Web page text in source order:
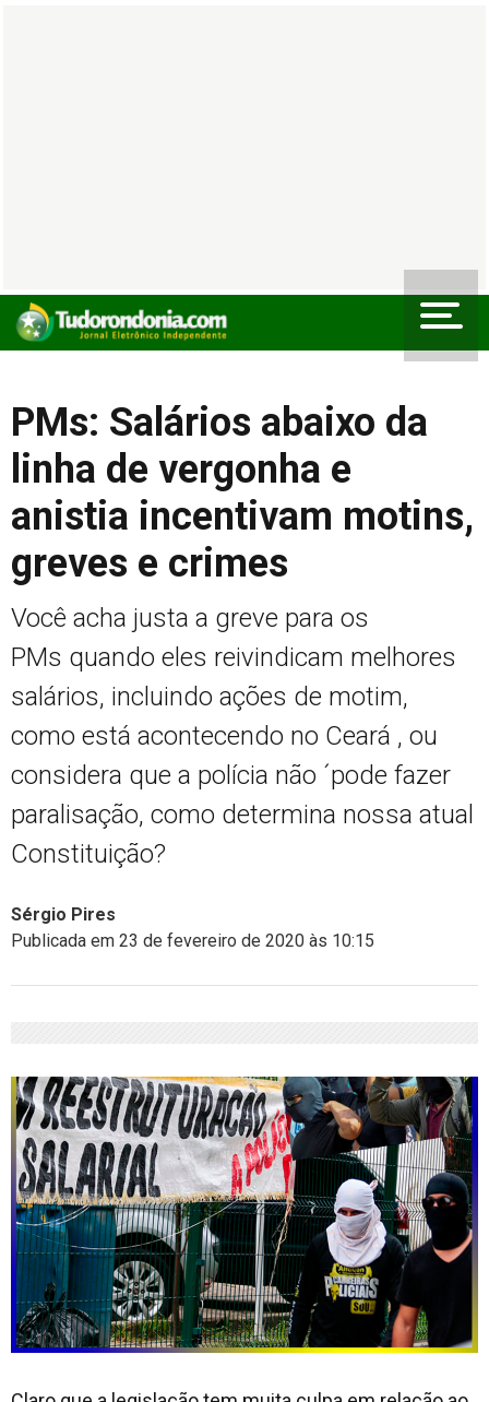
PMs: Salários abaixo da
linha de vergonha e
anistia incentivam motins,
greves e crimes
Você acha justa a greve para os
PMs quando eles reivindicam melhores
salários, incluindo ações de motim,
como está acontecendo no Ceará , ou
considera que a polícia não ´pode fazer
paralisação, como determina nossa atual
Constituição?
Sérgio Pires
Publicada em 23 de fevereiro de 2020 às 10:15